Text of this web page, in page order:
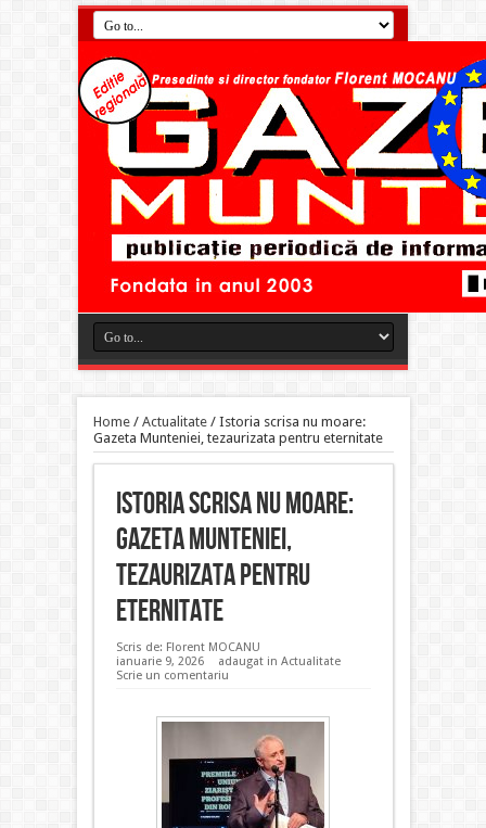
Home/ Actualitate/ Istoria scrisa nu moare:
Gazeta Munteniei, tezaurizata pentru eternitate
Istoria scrisa nu moare:
Gazeta Munteniei,
tezaurizata pentru
eternitate
Scris de: Florent MOCANU
ianuarie 9, 2026
adaugat in Actualitate
Scrie un comentariu